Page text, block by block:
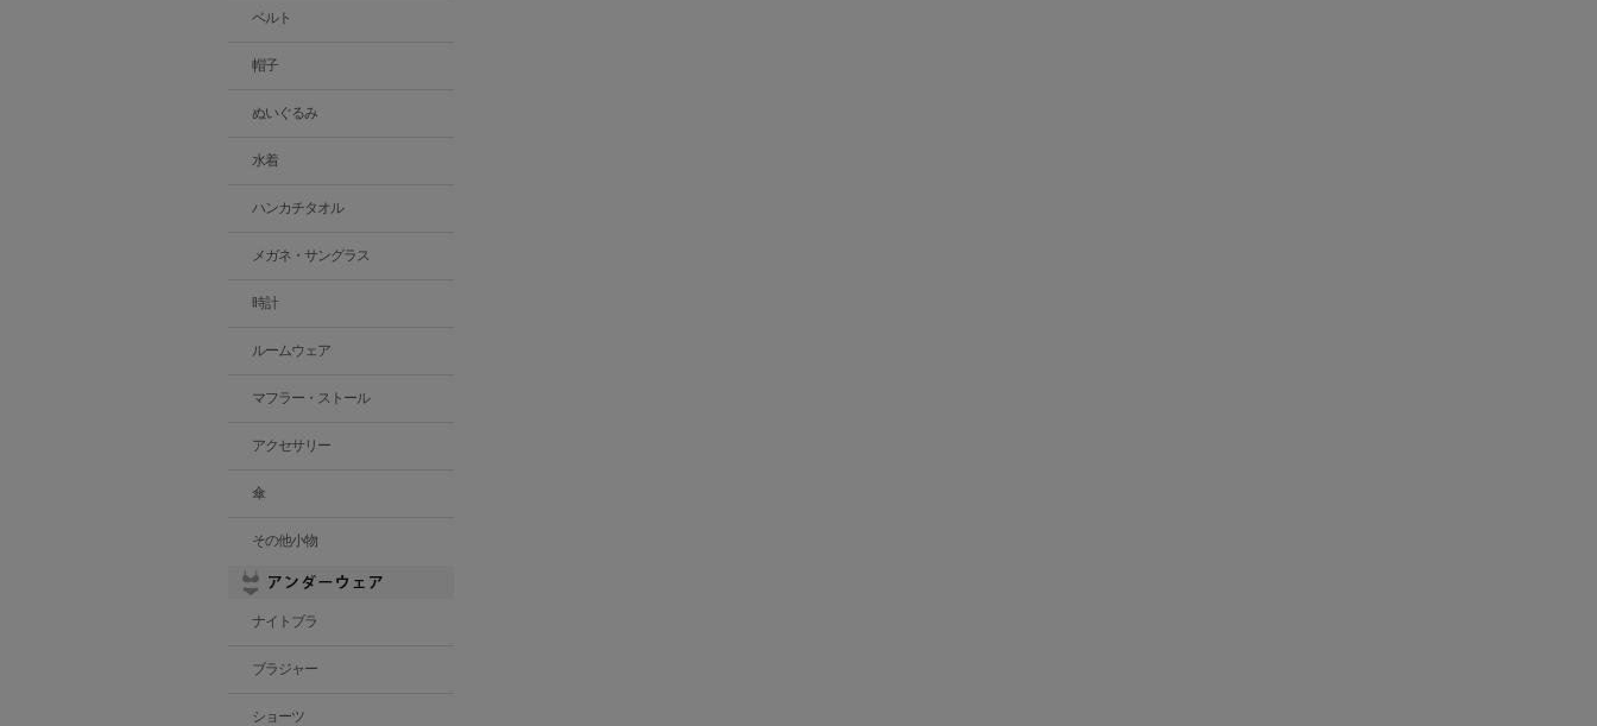
ベルト
帽子
ぬいぐるみ
水着
ハンカチタオル
メガネ・サングラス
時計
ルームウェア
マフラー・ストール
アクセサリー
傘
その他小物
ナイトブラ
ブラジャー
ショーツ